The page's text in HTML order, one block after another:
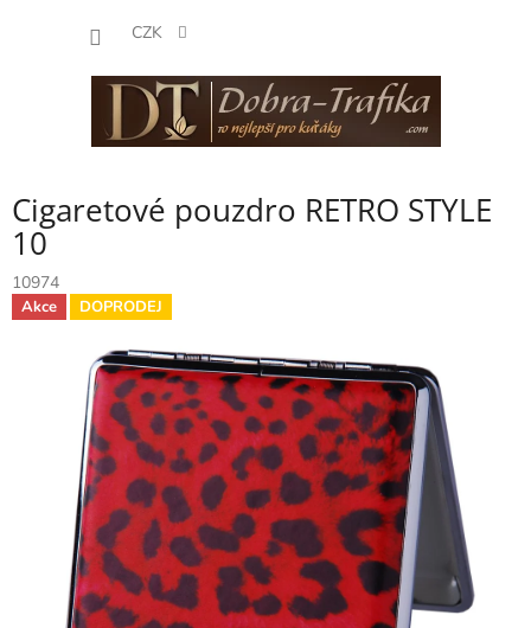
CZK
Cigaretové pouzdro RETRO STYLE
10
10974
Akce DOPRODEJ